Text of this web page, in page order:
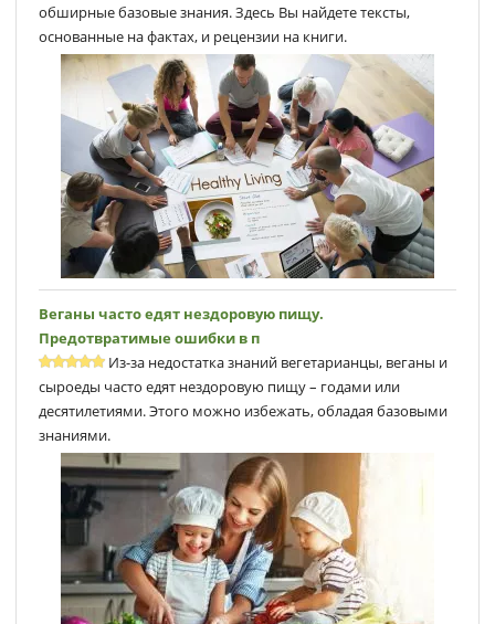
обширные базовые знания. Здесь Вы найдете тексты,
основанные на фактах, и рецензии на книги.
Веганы часто едят нездоровую пищу.
Предотвратимые ошибки в п
Из-за недостатка знаний вегетарианцы, веганы и
сыроеды часто едят нездоровую пищу – годами или
десятилетиями. Этого можно избежать, обладая базовыми
знаниями.